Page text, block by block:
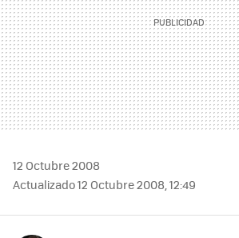
12 Octubre 2008
Actualizado 12 Octubre 2008, 12:49